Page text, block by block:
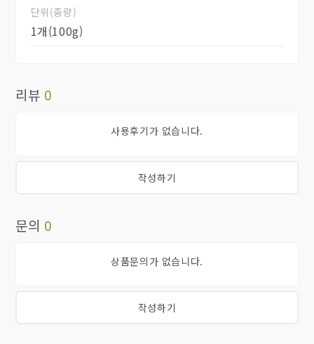
단위(중량)
1개(100g)
리뷰 0
사용후기가 없습니다.
작성하기
문의 0
상품문의가 없습니다.
작성하기